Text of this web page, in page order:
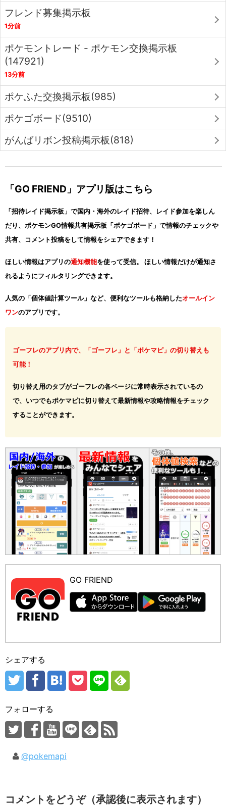
フレンド募集掲示板
1分前
ポケモントレード - ポケモン交換掲示板
(147921)
13分前
ポケふた交換掲示板(985)
ポケゴボード(9510)
がんばリボン投稿掲示板(818)
「GO FRIEND」アプリ版はこちら
「招待レイド掲示板」で国内・海外のレイド招待、レイド参加を楽しん
だり、ポケモンGO情報共有掲示板「ポケゴボード」で情報のチェックや
共有、コメント投稿をして情報をシェアできます！
ほしい情報はアプリの通知機能を使って受信。 ほしい情報だけが通知さ
れるようにフィルタリングできます。
人気の「個体値計算ツール」など、便利なツールも格納したオールイン
ワンのアプリです。
ゴーフレのアプリ内で、「ゴーフレ」と「ポケマピ」の切り替えも
可能！
切り替え用のタブがゴーフレの各ページに常時表示されているの
で、いつでもポケマピに切り替えて最新情報や攻略情報をチェック
することができます。
GO FRIEND
シェアする
フォローする
@pokemapi
コメントをどうぞ（承認後に表示されます）